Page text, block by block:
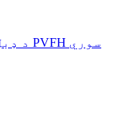
د ډبل آوټ لیټ شافټ لړۍ کې PVFH سوري